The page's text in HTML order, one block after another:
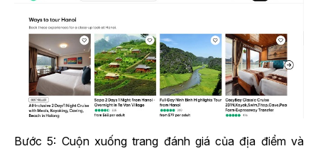
Bước 5: Cuộn xuống trang đánh giá của địa điểm và